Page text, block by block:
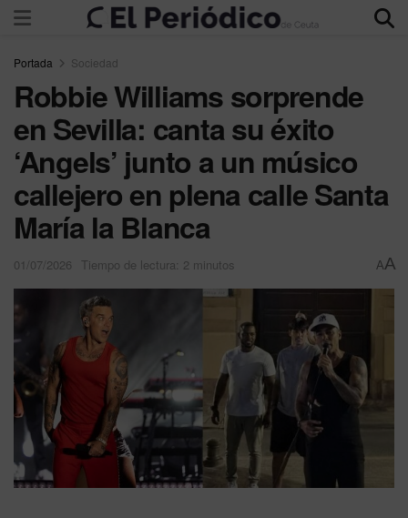
Portada Sociedad
Robbie Williams sorprende
en Sevilla: canta su éxito
‘Angels’ junto a un músico
callejero en plena calle Santa
María la Blanca
01/07/2026 Tiempo de lectura: 2 minutos AA